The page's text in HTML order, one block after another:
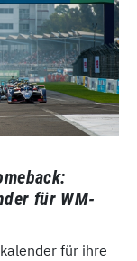
für WM-
für ihre